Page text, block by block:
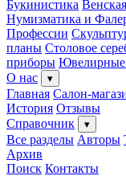
Букинистика
Нумизматика и
Профессии
планы Столовое
приборы Ювелирные
О нас
▾
Главная Салон-
История Отзывы
Справочник
▾
Все разделы Авторы
Архив
Поиск Контакты